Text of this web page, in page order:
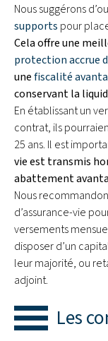
Nous suggérons
supports pour
Cela offre une
protection accrue
unefiscalité
conservant la
En établissant un
contrat, ils
25 ans. Il est
vie est transmis
abattement
Nous
d’assurance-vie
versements
disposer d’un
leur majorité, ou
adjoint.
Les